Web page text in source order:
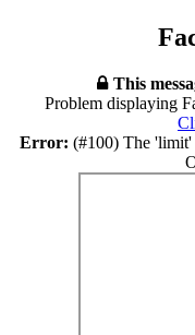
This
Problem displaying
Error: (#100) The 'limit'